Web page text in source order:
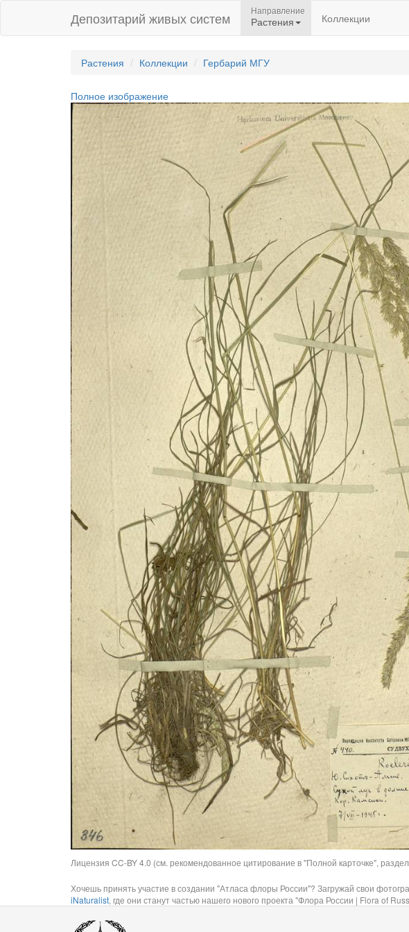
Депозитарий живых систем Направление
Растения Коллекции
Растения Коллекции Гербарий МГУ
Полное изображение
Лицензия CC-BY 4.0 (см. рекомендованное цитирование в "Полной карточке",
Хочешь принять участие в создании "Атласа флоры России"? Загружай свои
iNaturalist, где они станут частью нашего нового проекта "Флора России | Flora of